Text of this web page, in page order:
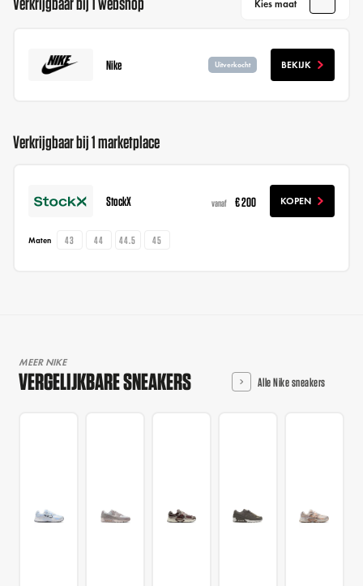
Kies maat
Nike Uitverkocht BEKIJK
Verkrijgbaar bij 1 marketplace
StockX vanaf € 200 KOPEN
Maten 43 44 44.5 45
MEER NIKE
VERGELIJKBARE SNEAKERS Alle Nike sneakers